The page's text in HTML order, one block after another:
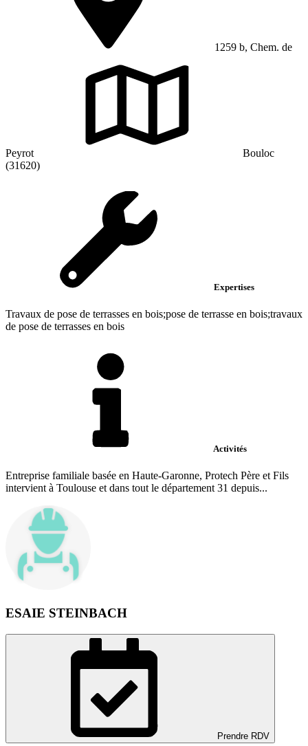
1259 b, Chem. de
Peyrot
Bouloc
(31620)
Expertises
Travaux de pose de terrasses en bois;pose de terrasse en bois;travaux
de pose de terrasses en bois
Activités
Entreprise familiale basée en Haute-Garonne, Protech Père et Fils
intervient à Toulouse et dans tout le département 31 depuis...
ESAIE STEINBACH
Prendre RDV